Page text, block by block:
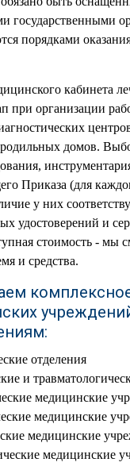
государственными
порядками
кабинета
при организации
домов.
Приказа (для
у них
удостоверений и
стоимость - мы
и средства.
отделения
и
медицинские
медицинские
медицинские
медицинские